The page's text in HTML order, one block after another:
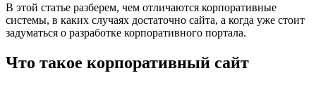
В этой статье разберем, чем отличаются корпоративные
системы, в каких случаях достаточно сайта, а когда уже стоит
задуматься о разработке корпоративного портала.
Что такое корпоративный сайт